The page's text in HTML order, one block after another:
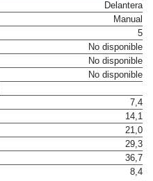
Delantera
Manual
5
No disponible
No disponible
No disponible
7,4
14,1
21,0
29,3
36,7
8,4